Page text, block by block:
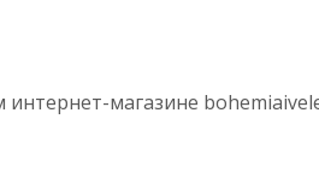
магазине